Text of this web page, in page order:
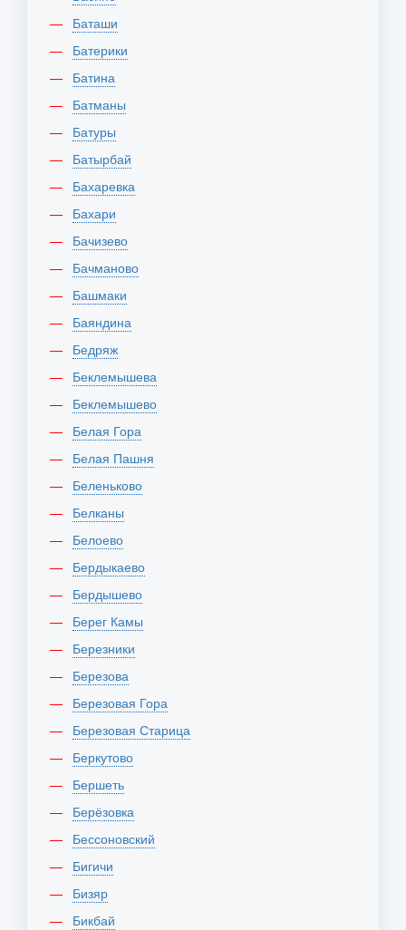
Баташи
Батерики
Батина
Батманы
Батуры
Батырбай
Бахаревка
Бахари
Бачизево
Бачманово
Башмаки
Баяндина
Бедряж
Беклемышева
Беклемышево
Белая Гора
Белая Пашня
Беленьково
Белканы
Белоево
Бердыкаево
Бердышево
Берег Камы
Березники
Березова
Березовая Гора
Березовая Старица
Беркутово
Бершеть
Берёзовка
Бессоновский
Бигичи
Бизяр
Бикбай